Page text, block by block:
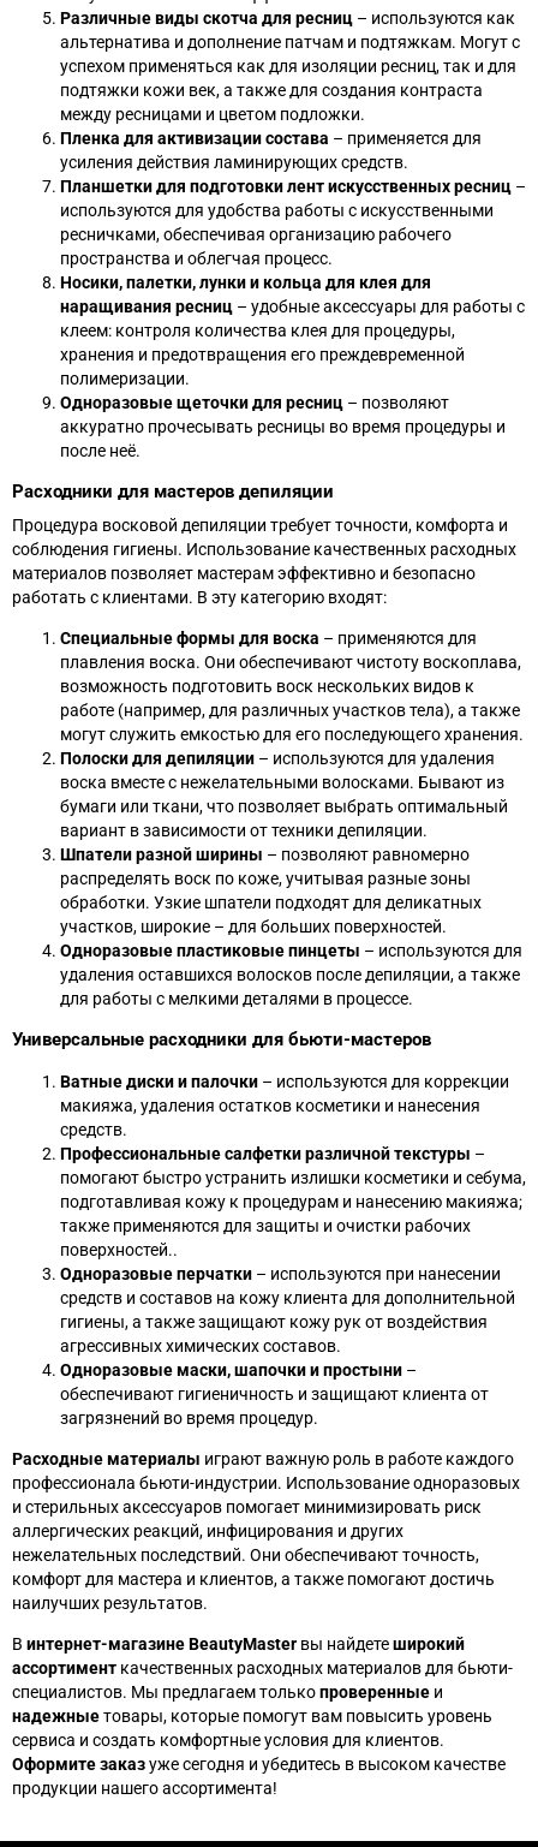
Различные виды скотча для ресниц – используются как
альтернатива и дополнение патчам и подтяжкам. Могут с
успехом применяться как для изоляции ресниц, так и для
подтяжки кожи век, а также для создания контраста
между ресницами и цветом подложки.
Пленка для активизации состава – применяется для
усиления действия ламинирующих средств.
Планшетки для подготовки лент искусственных ресниц –
используются для удобства работы с искусственными
ресничками, обеспечивая организацию рабочего
пространства и облегчая процесс.
Носики, палетки, лунки и кольца для клея для
наращивания ресниц – удобные аксессуары для работы с
клеем: контроля количества клея для процедуры,
хранения и предотвращения его преждевременной
полимеризации.
Одноразовые щеточки для ресниц – позволяют
аккуратно прочесывать ресницы во время процедуры и
после неё.
Расходники для мастеров депиляции
Процедура восковой депиляции требует точности, комфорта и
соблюдения гигиены. Использование качественных расходных
материалов позволяет мастерам эффективно и безопасно
работать с клиентами. В эту категорию входят:
Специальные формы для воска – применяются для
плавления воска. Они обеспечивают чистоту воскоплава,
возможность подготовить воск нескольких видов к
работе (например, для различных участков тела), а также
могут служить емкостью для его последующего хранения.
Полоски для депиляции – используются для удаления
воска вместе с нежелательными волосками. Бывают из
бумаги или ткани, что позволяет выбрать оптимальный
вариант в зависимости от техники депиляции.
Шпатели разной ширины – позволяют равномерно
распределять воск по коже, учитывая разные зоны
обработки. Узкие шпатели подходят для деликатных
участков, широкие – для больших поверхностей.
Одноразовые пластиковые пинцеты – используются для
удаления оставшихся волосков после депиляции, а также
для работы с мелкими деталями в процессе.
Универсальные расходники для бьюти-мастеров
Ватные диски и палочки – используются для коррекции
макияжа, удаления остатков косметики и нанесения
средств.
Профессиональные салфетки различной текстуры –
помогают быстро устранить излишки косметики и себума,
подготавливая кожу к процедурам и нанесению макияжа;
также применяются для защиты и очистки рабочих
поверхностей..
Одноразовые перчатки – используются при нанесении
средств и составов на кожу клиента для дополнительной
гигиены, а также защищают кожу рук от воздействия
агрессивных химических составов.
Одноразовые маски, шапочки и простыни –
обеспечивают гигиеничность и защищают клиента от
загрязнений во время процедур.
Расходные материалы играют важную роль в работе каждого
профессионала бьюти-индустрии. Использование одноразовых
и стерильных аксессуаров помогает минимизировать риск
аллергических реакций, инфицирования и других
нежелательных последствий. Они обеспечивают точность,
комфорт для мастера и клиентов, а также помогают достичь
наилучших результатов.
В интернет-магазине BeautyMaster вы найдетеширокий
ассортимент качественных расходных материалов для бьюти-
специалистов. Мы предлагаем толькопроверенные и
надежныетовары, которые помогут вам повысить уровень
сервиса и создать комфортные условия для клиентов.
Оформите заказуже сегодня и убедитесь в высоком качестве
продукции нашего ассортимента!